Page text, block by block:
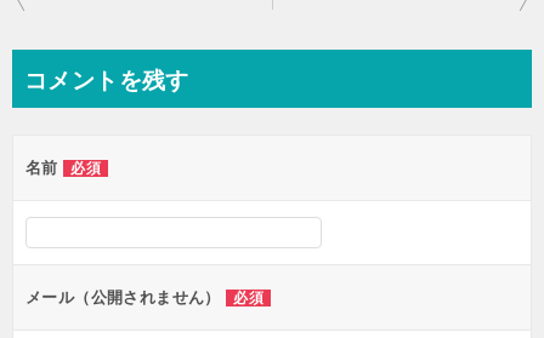
ビ
ー
シ
ン
コメントを残す
名前 必須
メール（公開されません） 必須